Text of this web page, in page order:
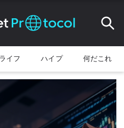
ライフ ハイプ 何だこれ